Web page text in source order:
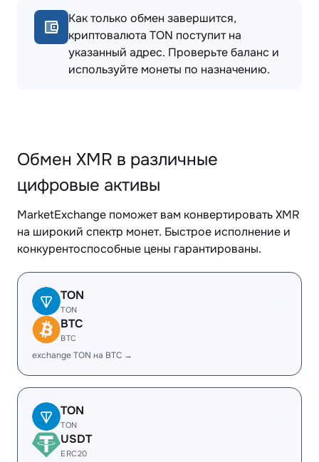
Как только обмен завершится,
криптовалюта TON поступит на
указанный адрес. Проверьте баланс и
используйте монеты по назначению.
Обмен XMR в различные
цифровые активы
MarketExchange поможет вам конвертировать XMR
на широкий спектр монет. Быстрое исполнение и
конкурентоспособные цены гарантированы.
TON
TON
BTC
BTC
exchange TON на BTC →
TON
TON
USDT
ERC20